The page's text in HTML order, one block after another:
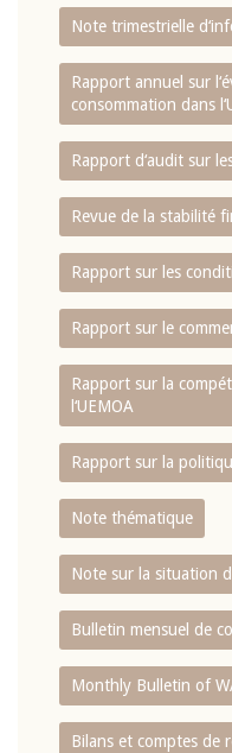
Note trimestrielle
Rapport annuel sur
consommation dans
Rapport d‘audit sur
Revue de la stabilité
Rapport sur les
Rapport sur le
Rapport sur la
l‘UEMOA
Rapport sur la
Note thématique
Note sur la situation
Bulletin mensuel de
Monthly Bulletin of
Bilans et comptes de